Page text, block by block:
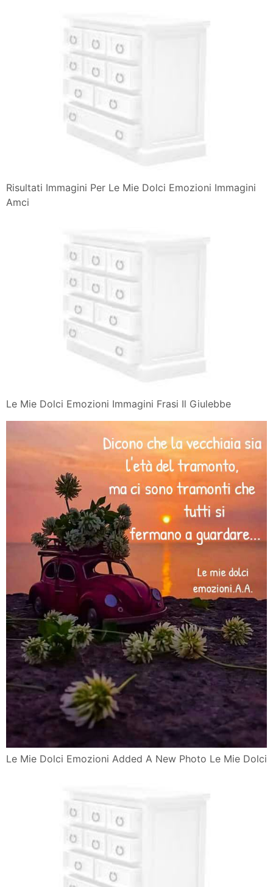
Risultati Immagini Per Le Mie Dolci Emozioni Immagini
Amci
Le Mie Dolci Emozioni Immagini Frasi Il Giulebbe
Le Mie Dolci Emozioni Added A New Photo Le Mie Dolci